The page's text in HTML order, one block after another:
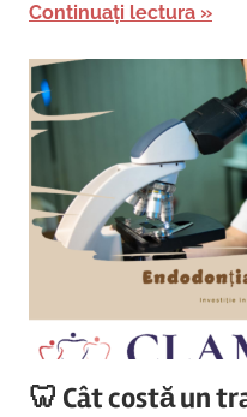
Continuați lectura
🦷 Cât costă un